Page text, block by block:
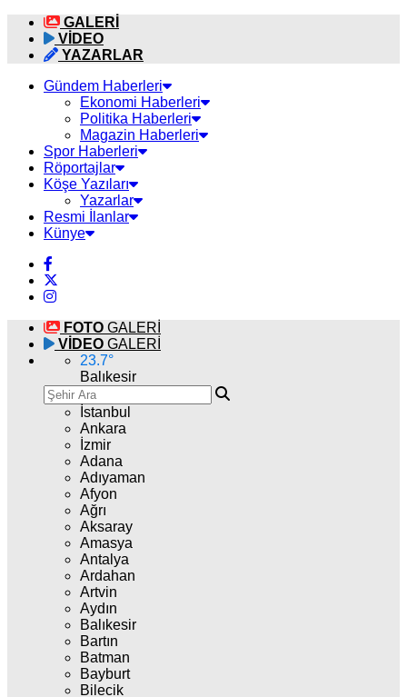
GALERİ
VİDEO
YAZARLAR
Gündem Haberleri
Ekonomi Haberleri
Politika Haberleri
Magazin Haberleri
Spor Haberleri
Röportajlar
Köşe Yazıları
Yazarlar
Resmi İlanlar
Künye
FOTO GALERİ
VİDEO GALERİ
23.7°
Balıkesir
İstanbul
Ankara
İzmir
Adana
Adıyaman
Afyon
Ağrı
Aksaray
Amasya
Antalya
Ardahan
Artvin
Aydın
Balıkesir
Bartın
Batman
Bayburt
Bilecik